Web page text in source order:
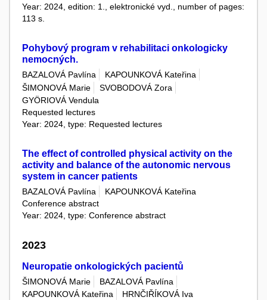
Year: 2024, edition: 1., elektronické vyd., number of pages:
113 s.
Pohybový program v rehabilitaci onkologicky
nemocných.
BAZALOVÁ Pavlína
KAPOUNKOVÁ Kateřina
ŠIMONOVÁ Marie
SVOBODOVÁ Zora
GYÖRIOVÁ Vendula
Requested lectures
Year: 2024, type: Requested lectures
The effect of controlled physical activity on the
activity and balance of the autonomic nervous
system in cancer patients
BAZALOVÁ Pavlína
KAPOUNKOVÁ Kateřina
Conference abstract
Year: 2024, type: Conference abstract
2023
Neuropatie onkologických pacientů
ŠIMONOVÁ Marie
BAZALOVÁ Pavlína
KAPOUNKOVÁ Kateřina
HRNČIŘÍKOVÁ Iva